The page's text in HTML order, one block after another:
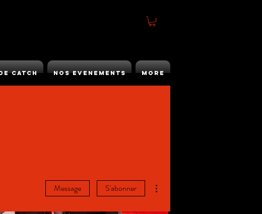
Catch Nos Evenements More
Message S'abonner